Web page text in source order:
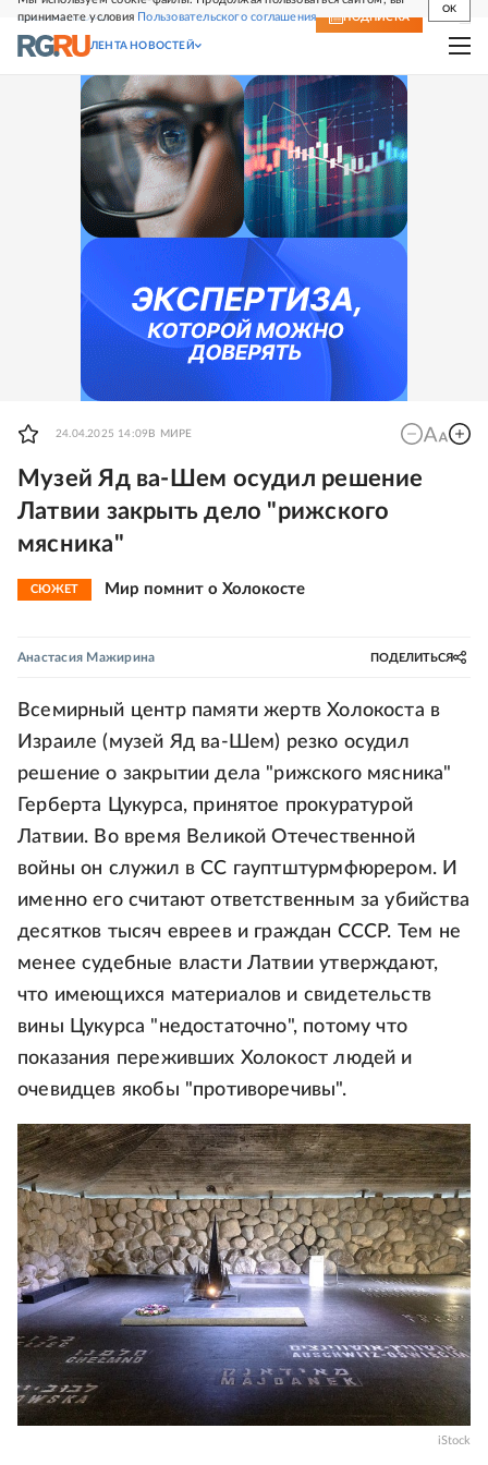
принимаете условия Пользовательского соглашения
OK
СВЕЖИЙ НОМЕР ПОДПИСКА
ЛЕНТА НОВОСТЕЙ
24.04.2025 14:09 В МИРЕ
Музей Яд ва-Шем осудил решение
Латвии закрыть дело "рижского
мясника"
СЮЖЕТ Мир помнит о Холокосте
Анастасия Мажирина ПОДЕЛИТЬСЯ
Всемирный центр памяти жертв Холокоста в
Израиле (музей Яд ва-Шем) резко осудил
решение о закрытии дела "рижского мясника"
Герберта Цукурса, принятое прокуратурой
Латвии. Во время Великой Отечественной
войны он служил в СС гауптштурмфюрером. И
именно его считают ответственным за убийства
десятков тысяч евреев и граждан СССР. Тем не
менее судебные власти Латвии утверждают,
что имеющихся материалов и свидетельств
вины Цукурса "недостаточно", потому что
показания переживших Холокост людей и
очевидцев якобы "противоречивы".
iStock